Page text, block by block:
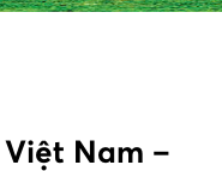
Nam –